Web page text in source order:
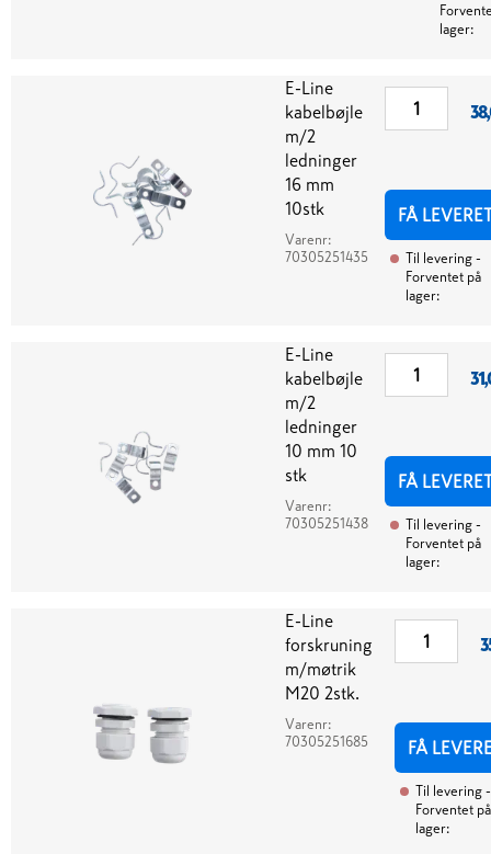
lager:
E-Line
kabelbøjle
m/2
ledninger
16 mm
10stk
Varenr:
70305251435
FÅ
Til levering -
Forventet på
lager:
E-Line
kabelbøjle
m/2
ledninger
10 mm 10
stk
Varenr:
70305251438
FÅ
Til levering -
Forventet på
lager:
E-Line
forskruning
m/møtrik
M20 2stk.
Varenr:
70305251685
FÅ
Til levering -
Forventet på
lager: